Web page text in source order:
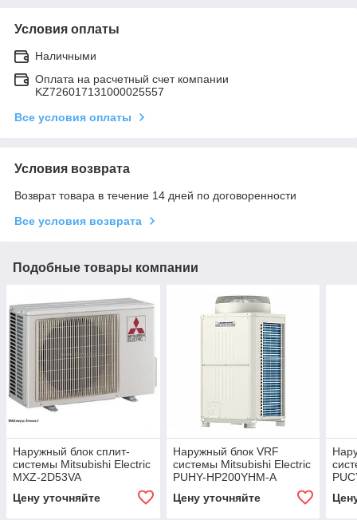
Условия оплаты
Наличными
Оплата на расчетный счет компании
KZ726017131000025557
Все условия оплаты
Условия возврата
Возврат товара в течение 14 дней по договоренности
Все условия возврата
Подобные товары компании
Наружный блок сплит-
системы Mitsubishi Electric
MXZ-2D53VA
Цену уточняйте
Наружный блок VRF
системы Mitsubishi Electric
PUHY-HP200YHM-A
Цену уточняйте